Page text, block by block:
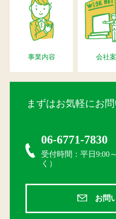
事業内容 会社
まずはお気軽にお
06-6771-7830
受付時間：平日9:00
く）
お問